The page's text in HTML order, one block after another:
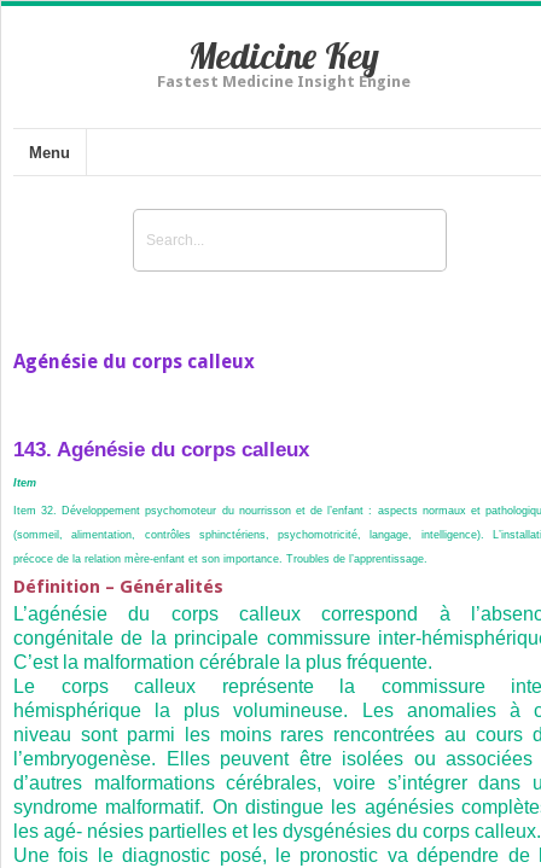
Medicine Key
Fastest Medicine Insight Engine
Menu
Agénésie du corps calleux
143. Agénésie du corps calleux
Item
Item 32. Développement psychomoteur du nourrisson et de l’enfant : aspects normaux et
(sommeil, alimentation, contrôles sphinctériens, psychomotricité, langage, intelligence).
précoce de la relation mère-enfant et son importance. Troubles de l’apprentissage.
Définition – Généralités
L’agénésie du corps calleux correspond à
congénitale de la principale commissure inter-
C’est la malformation cérébrale la plus fréquente.
Le corps calleux représente la commissure
hémisphérique la plus volumineuse. Les anomalies à
niveau sont parmi les moins rares rencontrées au cours
l’embryogenèse. Elles peuvent être isolées ou associées
d’autres malformations cérébrales, voire s’intégrer dans
syndrome malformatif. On distingue les agénésies
les agé- nésies partielles et les dysgénésies du corps calleux.
Une fois le diagnostic posé, le pronostic va dépendre de